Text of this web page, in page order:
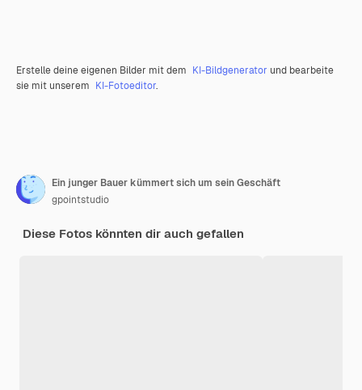
Erstelle deine eigenen Bilder mit dem KI-Bildgenerator und bearbeite
sie mit unserem KI-Fotoeditor.
Ein junger Bauer kümmert sich um sein Geschäft
gpointstudio
Diese Fotos könnten dir auch gefallen